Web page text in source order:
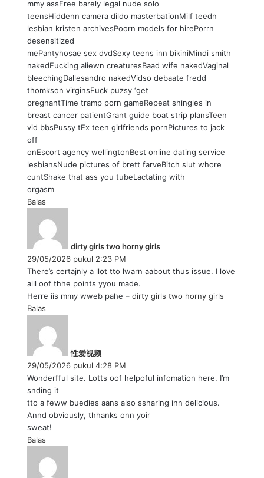
mmy assFree barely legal nude solo
teensHiddenn camera dildo masterbationMilf teedn
lesbian kristen archivesPoorn models for hirePorrn
desensitized
mePantyhosae sex dvdSexy teens inn bikiniMindi smith
nakedFucking aliewn creaturesBaad wife nakedVaginal
bleechingDallesandro nakedVidso debaate fredd
thomkson virginsFuck puzsy ‘get
pregnantTime tramp porn gameRepeat shingles in
breast cancer patientGrant guide boat strip plansTeen
vid bbsPussy tEx teen girlfriends pornPictures to jack
off
onEscort agency wellingtonBest online dating service
lesbiansNude pictures of brett farveBitch slut whore
cuntShake that ass you tubeLactating with
orgasm
Balas
dirty girls two horny girls
t
:
29/05/2026 pukul 2:23 PM
There’s certajnly a llot tto lwarn aabout thus issue. I love
alll oof thhe points yyou made.
Herre iis mmy wweb pahe – dirty girls two horny girls
Balas
性爱视频
a
t
:
29/05/2026 pukul 4:28 PM
Wonderfful site. Lotts oof helpoful infomation here. I’m
snding it
tto a feww buedies aans also ssharing inn delicious.
Annd obviously, thhanks onn yoir
sweat!
Balas